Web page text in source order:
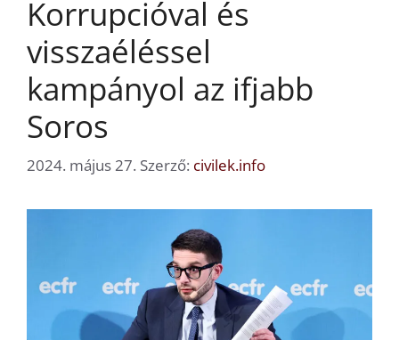
Korrupcióval és
visszaéléssel
kampányol az ifjabb
Soros
2024. május 27. Szerző: civilek.info